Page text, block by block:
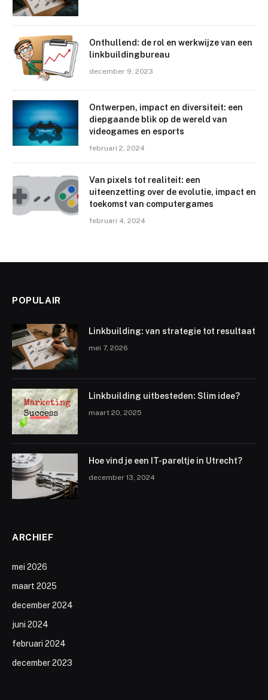
Onthullend: de rol en werkwijze van een
linkbuildingbureau
december 9, 2023
Ontwerpen, impact en diversiteit: een
diepgaande blik op de wereld van
videogames en esports
februari 2, 2024
Van pixels tot realiteit: een
uiteenzetting over de evolutie, impact en
toekomst van computergames
februari 4, 2024
POPULAIR
Linkbuilding: van strategie tot resultaat
mei 7, 2026
Linkbuilding uitbesteden: Slim idee?
maart 20, 2025
Hoe vind je een IT-pareltje in Utrecht?
december 13, 2024
ARCHIEF
mei 2026
maart 2025
december 2024
juni 2024
februari 2024
december 2023